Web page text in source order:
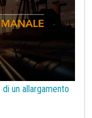
un allargamento